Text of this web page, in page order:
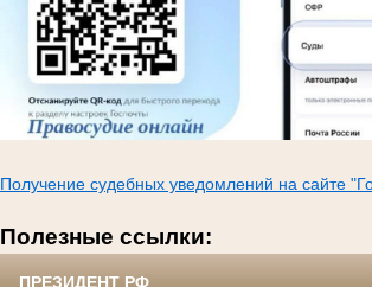
Получение судебных уведомлений на сайте
Полезные ссылки:
ПРЕЗИДЕНТ РФ